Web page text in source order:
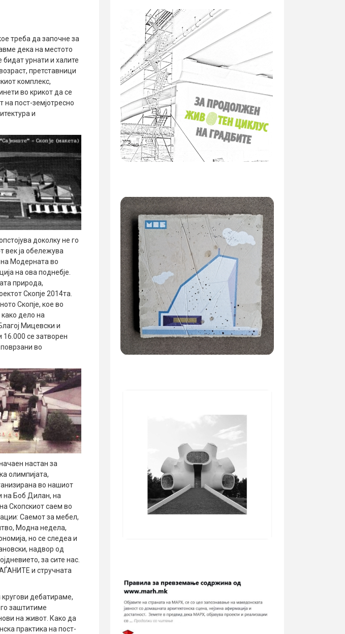
треба да започне за
дека на местото
бидат урнати и халите
претставници
комплекс,
во крикот да се
на пост-земјотресно
и
доколку не го
век ја обележува
на Модерната во
на ова поднебје.
природа,
Скопје 2014та.
Скопје, кое во
дело на
Мицевски и
16.000 се затворен
во
настан за
олимпијата,
во нашиот
на Боб Дилан, на
Скопскиот саем во
Саемот за мебел,
Модна недела,
но се следеа и
надвор од
за сите нас.
и стручната
кругови дебатираме,
заштитиме
на живот. Како да
практика на пост-